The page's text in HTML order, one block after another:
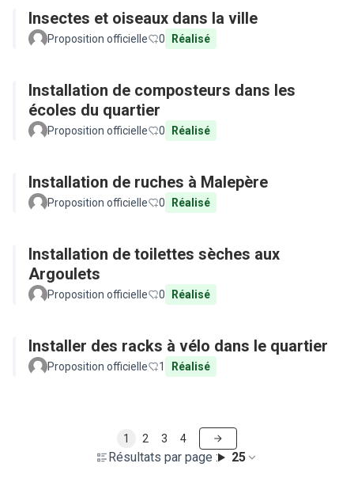
Insectes et oiseaux dans la ville
Proposition officielle 0 Réalisé
Installation de composteurs dans les
écoles du quartier
Proposition officielle 0 Réalisé
Installation de ruches à Malepère
Proposition officielle 0 Réalisé
Installation de toilettes sèches aux
Argoulets
Proposition officielle 0 Réalisé
Installer des racks à vélo dans le quartier
Proposition officielle 1 Réalisé
Résultats par page : 25
1 2 3 4